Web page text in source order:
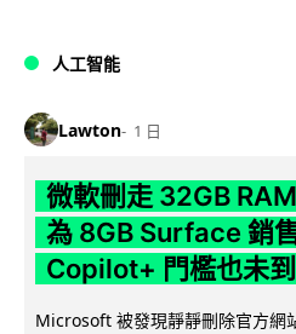
人工智能
Lawton 1 日
微軟刪走 32GB
為 8GB Surface 銷
Copilot+ 門檻也未到
Microsoft 被發現靜靜刪除官方網